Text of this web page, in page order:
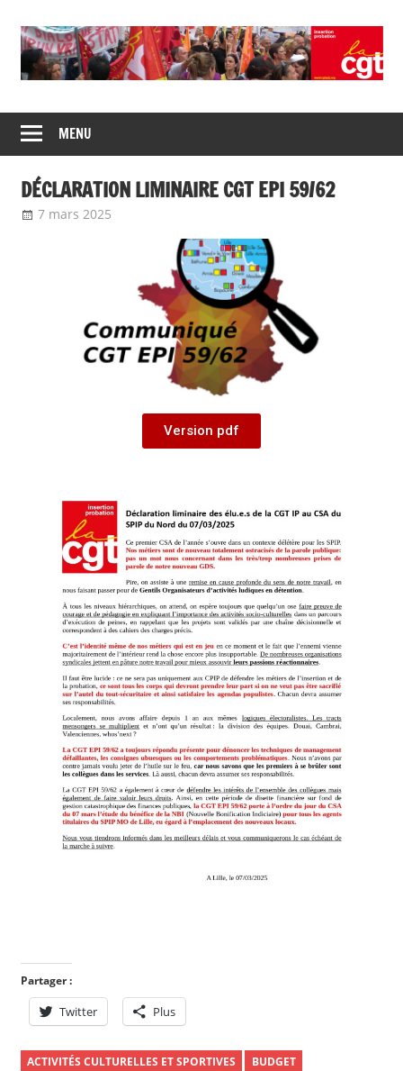
CGT
insertion
probation
de
syndicats
CGT
insertion
probation
MENU
DÉCLARATION LIMINAIRE CGT EPI 59/62
7 mars 2025
Version pdf
Partager :
Twitter Plus
ACTIVITÉS CULTURELLES ET SPORTIVES
BUDGET